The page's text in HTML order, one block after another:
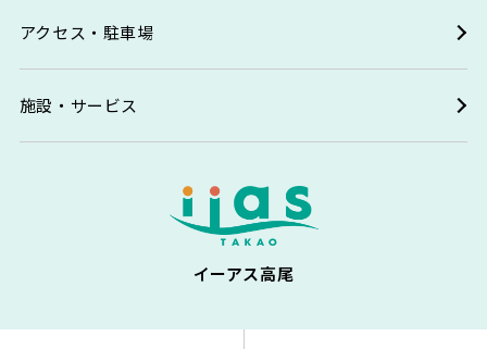
アクセス・駐車場
施設・サービス
イーアス高尾